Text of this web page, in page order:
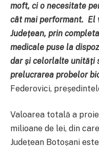
moft, ci o necesitate
cât mai performant. El
Județean, prin
medicale puse la
dar și celorlalte unități
prelucrarea probelor
Federovici,
Valoarea totală a
milioane de lei, din
Județean Botoșani